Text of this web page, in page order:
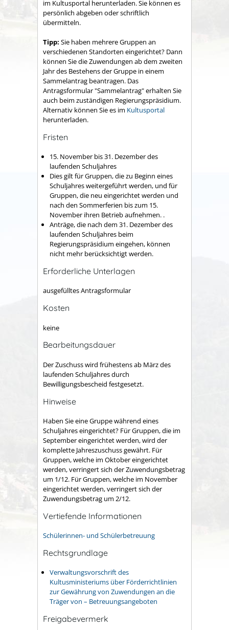
im Kultusportal herunterladen. Sie können es
persönlich abgeben oder schriftlich
übermitteln.
Tipp: Sie haben mehrere Gruppen an
verschiedenen Standorten eingerichtet? Dann
können Sie die Zuwendungen ab dem zweiten
Jahr des Bestehens der Gruppe in einem
Sammelantrag beantragen. Das
Antragsformular "Sammelantrag" erhalten Sie
auch beim zuständigen Regierungspräsidium.
Alternativ können Sie es im Kultusportal
herunterladen.
Fristen
15. November bis 31. Dezember des
laufenden Schuljahres
Dies gilt fürGruppen, die zu Beginn eines
Schuljahres weitergeführt werden, und für
Gruppen, die neu eingerichtet werden und
nach den Sommerferien bis zum 15.
November ihren Betrieb aufnehmen. .
Anträge, die nach dem 31. Dezember des
laufenden Schuljahres beim
Regierungspräsidium eingehen, können
nicht mehr berücksichtigt werden.
Erforderliche Unterlagen
ausgefülltes Antragsformular
Kosten
keine
Bearbeitungsdauer
Der Zuschuss wird frühestens ab März des
laufenden Schuljahres durch
Bewilligungsbescheid festgesetzt.
Hinweise
Haben Sie eine Gruppe während eines
Schuljahres eingerichtet? Für Gruppen, die im
September eingerichtet werden, wird der
komplette Jahreszuschuss gewährt. Für
Gruppen, welche im Oktober eingerichtet
werden, verringert sich der Zuwendungsbetrag
um 1/12. Für Gruppen, welche im November
eingerichtet werden, verringert sich der
Zuwendungsbetrag um 2/12.
Vertiefende Informationen
Schülerinnen- und Schülerbetreuung
Rechtsgrundlage
Verwaltungsvorschrift des
Kultusministeriums über Förderrichtlinien
zur Gewährung von Zuwendungen an die
Träger von – Betreuungsangeboten
Freigabevermerk